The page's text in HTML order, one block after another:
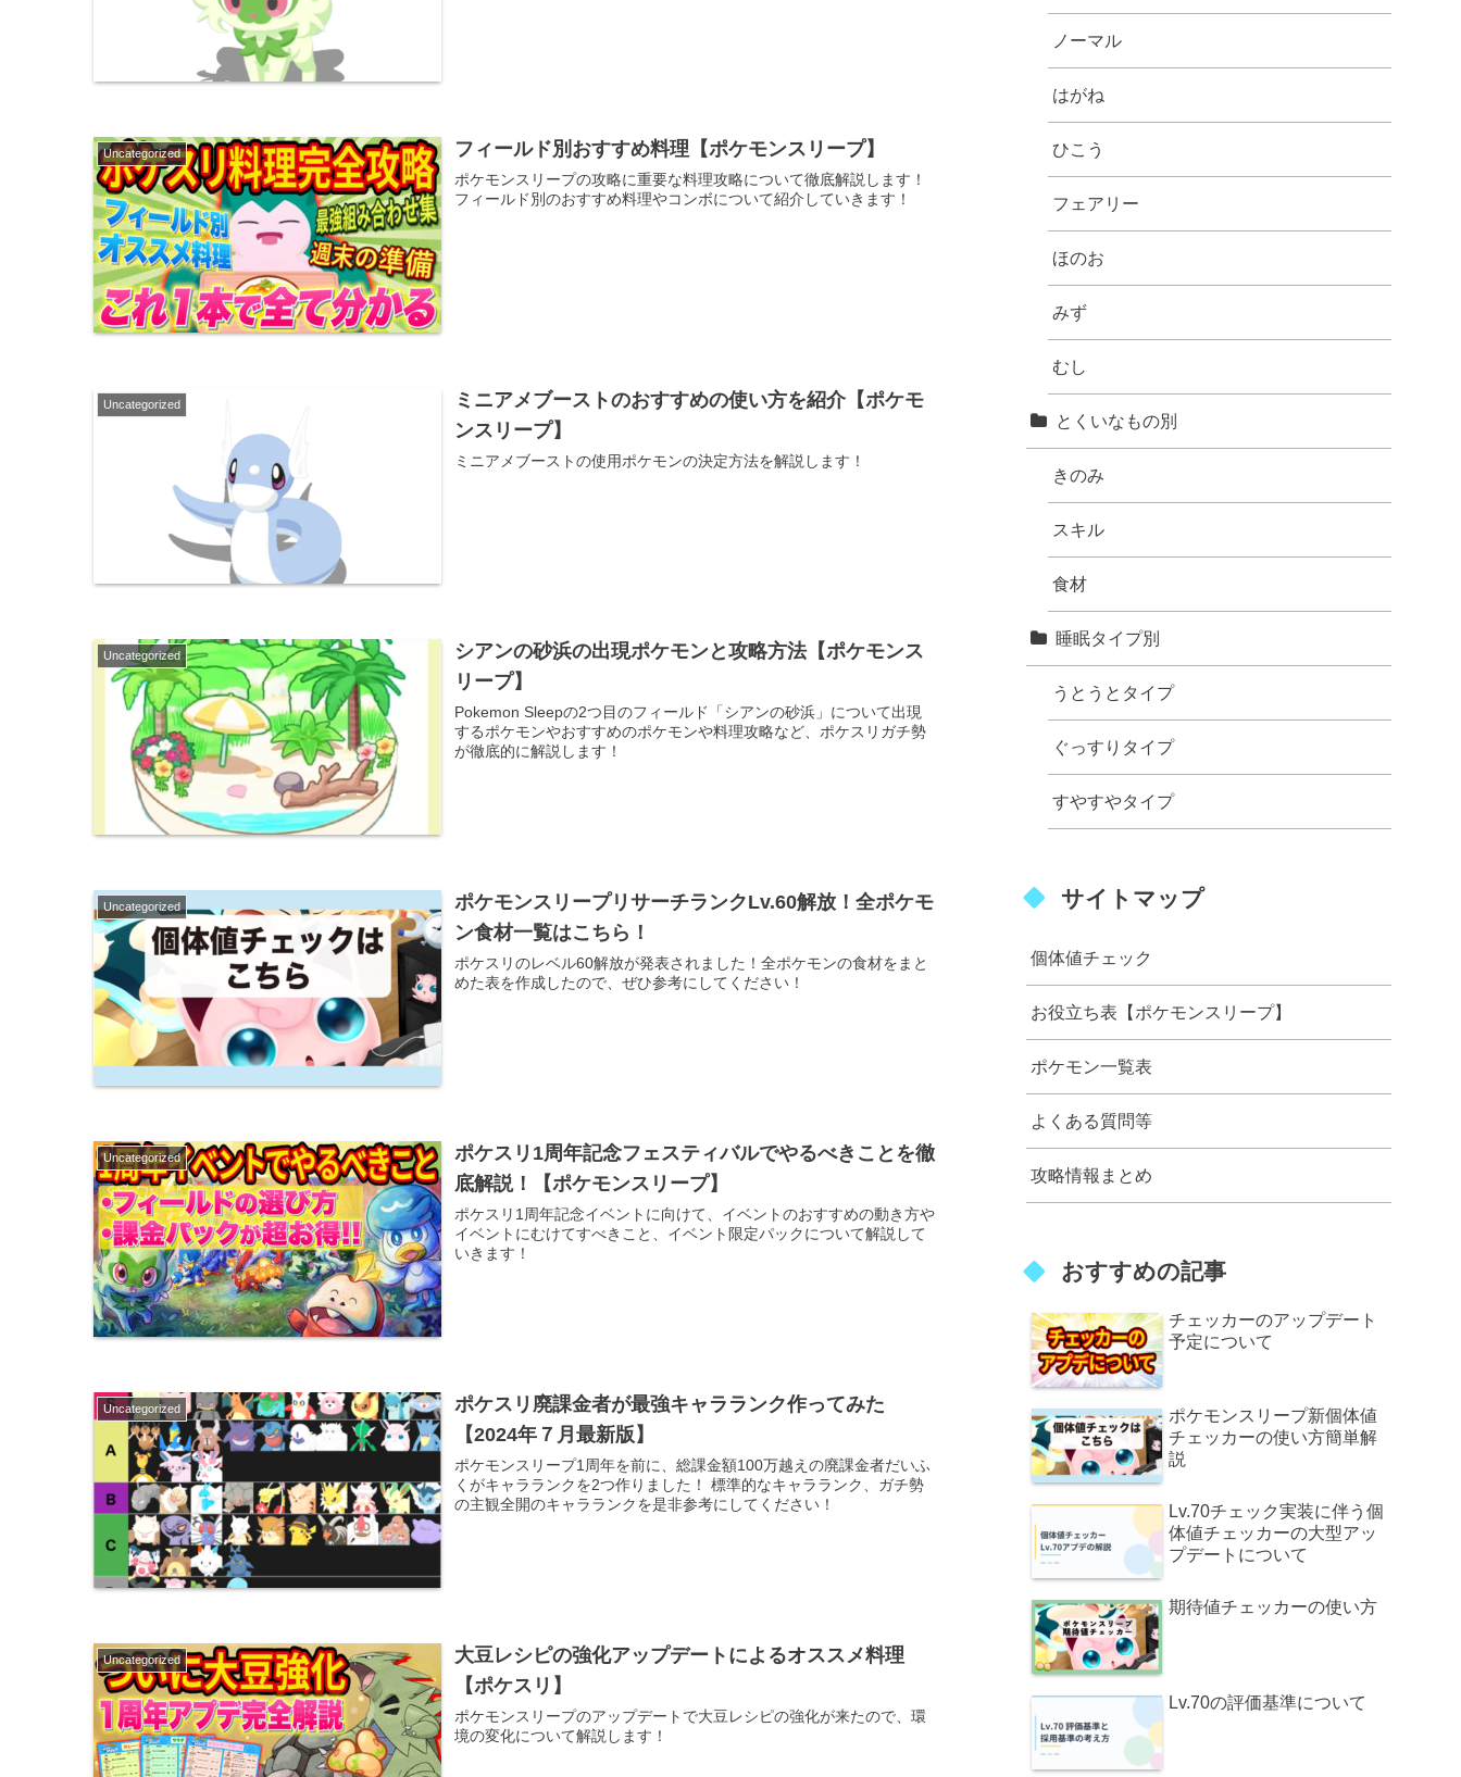
Uncategorized フィールド別おすすめ料理【ポケモンスリープ】
ポケモンスリープの攻略に重要な料理攻略について徹底解説します！
フィールド別のおすすめ料理やコンボについて紹介していきます！
Uncategorized
ミニアメブーストのおすすめの使い方を紹介【ポケモ
ンスリープ】
ミニアメブーストの使用ポケモンの決定方法を解説します！
Uncategorized
シアンの砂浜の出現ポケモンと攻略方法【ポケモンス
リープ】
Pokemon Sleepの2つ目のフィールド「シアンの砂浜」について出現
するポケモンやおすすめのポケモンや料理攻略など、ポケスリガチ勢
が徹底的に解説します！
Uncategorized
ポケモンスリープリサーチランクLv.60解放！全ポケモ
ン食材一覧はこちら！
ポケスリのレベル60解放が発表されました！全ポケモンの食材をまと
めた表を作成したので、ぜひ参考にしてください！
Uncategorized
ポケスリ1周年記念フェスティバルでやるべきことを徹
底解説！【ポケモンスリープ】
ポケスリ1周年記念イベントに向けて、イベントのおすすめの動き方や
イベントにむけてすべきこと、イベント限定パックについて解説して
いきます！
Uncategorized
ポケスリ廃課金者が最強キャラランク作ってみた
【2024年７月最新版】
ポケモンスリープ1周年を前に、総課金額100万越えの廃課金者だいふ
くがキャラランクを2つ作りました！ 標準的なキャラランク、ガチ勢
の主観全開のキャラランクを是非参考にしてください！
Uncategorized
大豆レシピの強化アップデートによるオススメ料理
【ポケスリ】
ポケモンスリープのアップデートで大豆レシピの強化が来たので、環
境の変化について解説します！
ノーマル
はがね
ひこう
フェアリー
ほのお
みず
むし
とくいなもの別
きのみ
スキル
食材
睡眠タイプ別
うとうとタイプ
ぐっすりタイプ
すやすやタイプ
サイトマップ
個体値チェック
お役立ち表【ポケモンスリープ】
ポケモン一覧表
よくある質問等
攻略情報まとめ
おすすめの記事
チェッカーのアップデート
予定について
ポケモンスリープ新個体値
チェッカーの使い方簡単解
説
Lv.70チェック実装に伴う個
体値チェッカーの大型アッ
プデートについて
期待値チェッカーの使い方
Lv.70の評価基準について